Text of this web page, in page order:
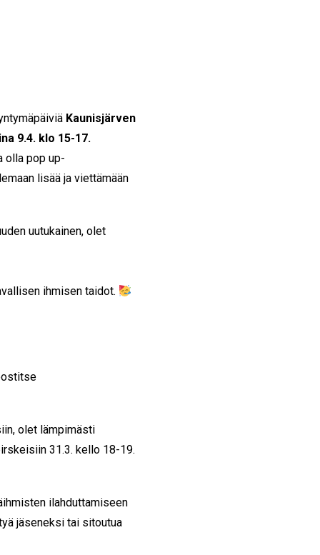
Kaunisjärven
9.4. klo 15-17.
olla pop up-
lisää ja viettämään
uutukainen, olet
ihmisen taidot.
olet lämpimästi
31.3. kello 18-19.
ilahduttamiseen
jäseneksi tai sitoutua